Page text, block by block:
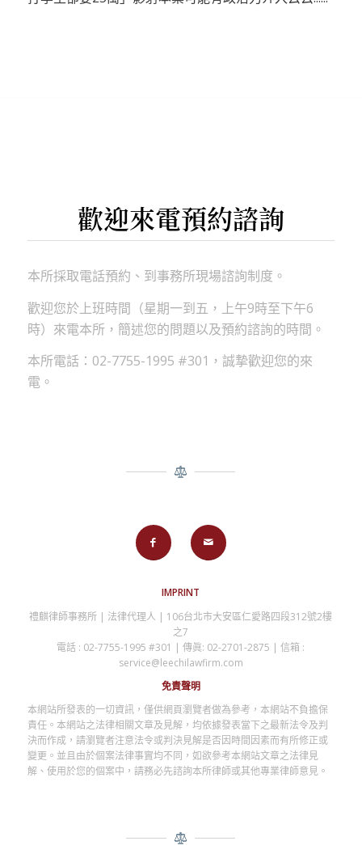
歡迎來電預約諮詢
本所採取電話預約、到事務所現場諮詢制度。
歡迎您於上班時間（星期一到五，上午9時至下午6
時）來電本所，簡述您的問題以及預約諮詢的時間。
本所電話：02-7755-1995 #301，誠摯歡迎您的來
電。
IMPRINT
禮麒律師事務所 | 法律代理人 | 106台北市大安區仁愛路四段312號2樓
之7
電話 : 02-7755-1995 #301 | 傳眞: 02-2701-2875 | 信箱 :
service@leechilawfirm.com
免責聲明
本網站所發表的一切資訊，僅供網頁瀏覽者做為參考，本網站不負擔保
責任。本網站之法律相關文章及見解，均依據發表當下之最新法令及判
決而作成，請瀏覽者注意法令或判決見解是否因時間因素而有所修正或
變更。並且由於個案法律事實均不同，如欲參考本網站文章之法律見
解、使用於您的個案中，請務必先諮詢本所律師或其他專業律師意見。